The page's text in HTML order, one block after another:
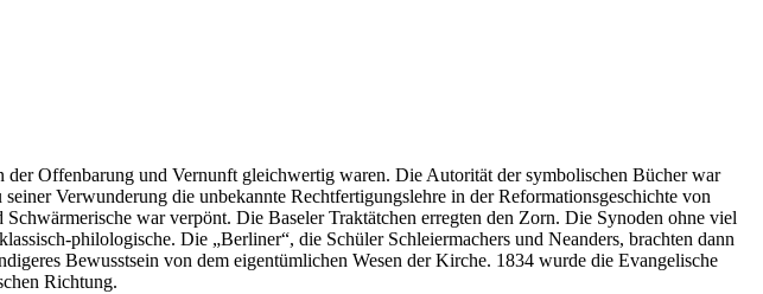
Offenbarung und Vernunft gleichwertig waren. Die Autorität der symbolischen Bücher war
Verwunderung die unbekannte Rechtfertigungslehre in der Reformationsgeschichte von
war verpönt. Die Baseler Traktätchen erregten den Zorn. Die Synoden ohne viel
philologische. Die „Berliner“, die Schüler Schleiermachers und Neanders, brachten dann
Bewusstsein von dem eigentümlichen Wesen der Kirche. 1834 wurde die Evangelische
Richtung.